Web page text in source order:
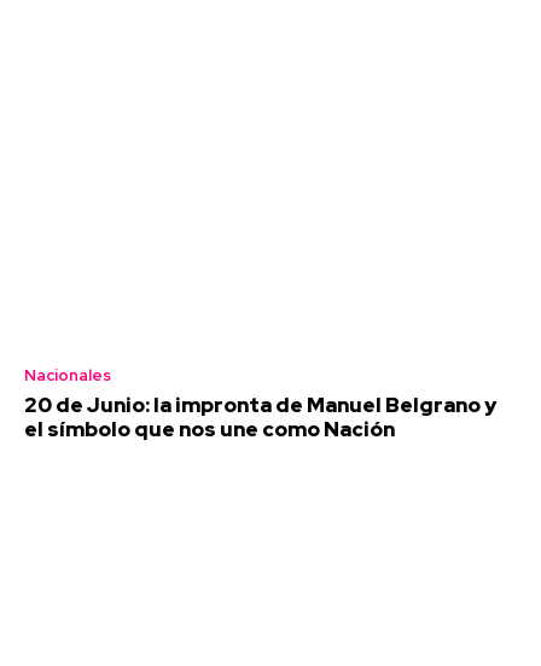
Nacionales
20 de Junio: la impronta de Manuel Belgrano y
el símbolo que nos une como Nación